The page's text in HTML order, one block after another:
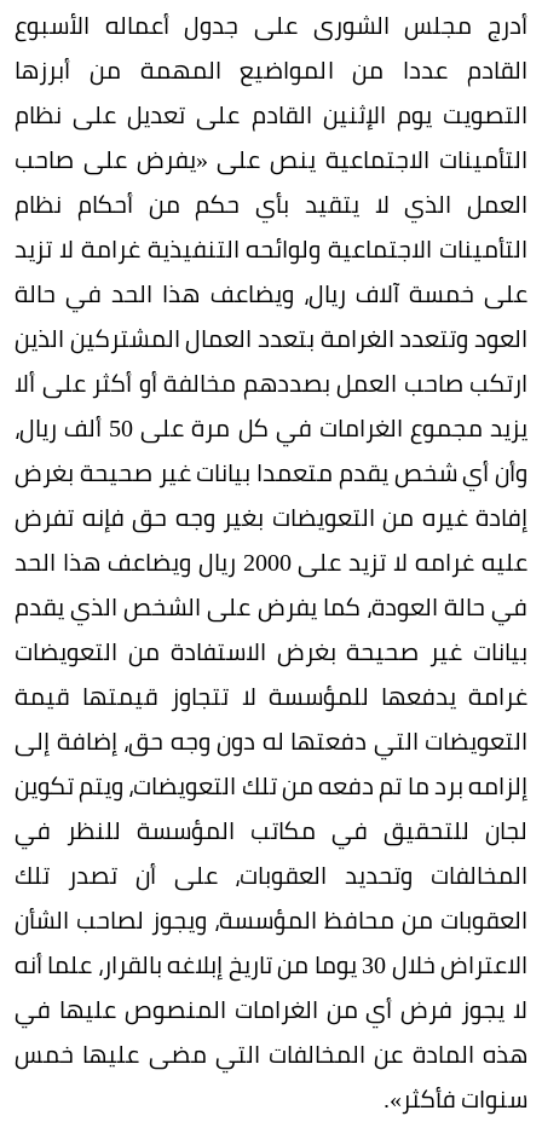
أدرج مجلس الشورى على جدول أعماله الأسبوع
القادم عددا من المواضيع المهمة من أبرزها
التصويت يوم الإثنين القادم على تعديل على نظام
التأمينات الاجتماعية ينص على «يفرض على صاحب
العمل الذي لا يتقيد بأي حكم من أحكام نظام
التأمينات الاجتماعية ولوائحه التنفيذية غرامة لا تزيد
على خمسة آلاف ريال، ويضاعف هذا الحد في حالة
العود وتتعدد الغرامة بتعدد العمال المشتركين الذين
ارتكب صاحب العمل بصددهم مخالفة أو أكثر على ألا
يزيد مجموع الغرامات في كل مرة على 50 ألف ريال،
وأن أي شخص يقدم متعمدا بيانات غير صحيحة بغرض
إفادة غيره من التعويضات بغير وجه حق فإنه تفرض
عليه غرامه لا تزيد على 2000 ريال ويضاعف هذا الحد
في حالة العودة، كما يفرض على الشخص الذي يقدم
بيانات غير صحيحة بغرض الاستفادة من التعويضات
غرامة يدفعها للمؤسسة لا تتجاوز قيمتها قيمة
التعويضات التي دفعتها له دون وجه حق، إضافة إلى
إلزامه برد ما تم دفعه من تلك التعويضات، ويتم تكوين
لجان للتحقيق في مكاتب المؤسسة للنظر في
المخالفات وتحديد العقوبات، على أن تصدر تلك
العقوبات من محافظ المؤسسة، ويجوز لصاحب الشأن
الاعتراض خلال 30 يوما من تاريخ إبلاغه بالقرار، علما أنه
لا يجوز فرض أي من الغرامات المنصوص عليها في
هذه المادة عن المخالفات التي مضى عليها خمس
سنوات فأكثر».